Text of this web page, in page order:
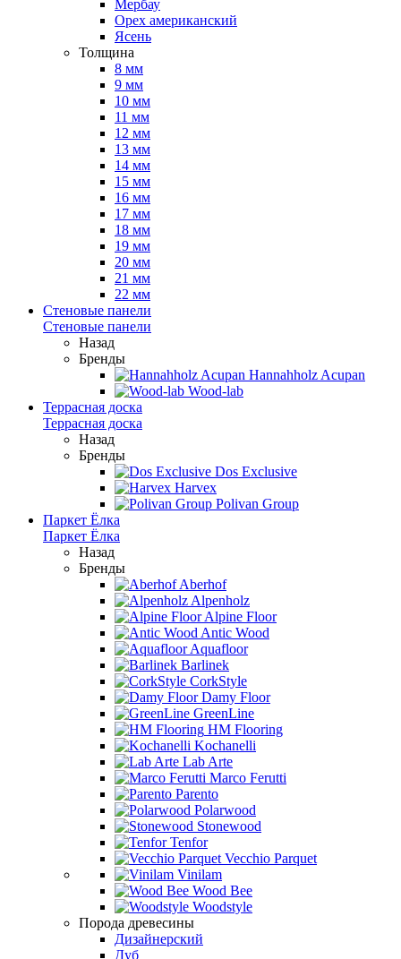
Мербау
Орех американский
Ясень
Толщина
8 мм
9 мм
10 мм
11 мм
12 мм
13 мм
14 мм
15 мм
16 мм
17 мм
18 мм
19 мм
20 мм
21 мм
22 мм
Стеновые панели
Стеновые панели
Назад
Бренды
Hannahholz Acupan
Wood-lab
Террасная доска
Террасная доска
Назад
Бренды
Dos Exclusive
Harvex
Polivan Group
Паркет Ёлка
Паркет Ёлка
Назад
Бренды
Aberhof
Alpenholz
Alpine Floor
Antic Wood
Aquafloor
Barlinek
CorkStyle
Damy Floor
GreenLine
HM Flooring
Kochanelli
Lab Arte
Marco Ferutti
Parento
Polarwood
Stonewood
Tenfor
Vecchio Parquet
Vinilam
Wood Bee
Woodstyle
Порода древесины
Дизайнерский
Дуб